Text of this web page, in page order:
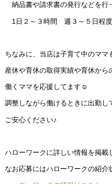
納品書や請求書の発行などを行
1日２～３時間 週３～５日程度
ちなみに、当店は子育て中のママ
産休や育休の取得実績や育休から
働くママを応援してます☺
調整しながら働けるときに出勤
ご安心ください♪
ハローワークに詳しい情報を掲載
なお応募にはハローワークの紹介